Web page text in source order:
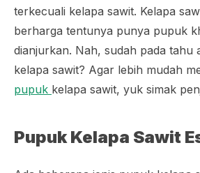
terkecuali kelapa sawit. Kelapa
berharga tentunya punya pupuk
dianjurkan. Nah, sudah pada tahu
kelapa sawit? Agar lebih mudah
pupuk kelapa sawit, yuk simak
Pupuk Kelapa Sawit